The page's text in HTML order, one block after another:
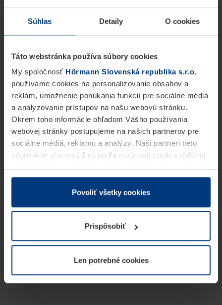
Súhlas Detaily O cookies
Táto webstránka používa súbory cookies
My spoločnosť Hörmann Slovenská republika s.r.o.
používame cookies na personalizovanie obsahov a
reklám, umožnenie ponúkania funkcií pre sociálne médiá
a analyzovanie prístupov na našu webovú stránku.
Okrem toho informácie ohľadom Vášho používania
webovej stránky postupujeme na našich partnerov pre
sociálne médiá, reklamu a analýzy. Naši partneri tieto
informácie zhromažďujú podľa možnosti spolu s ďalšími
v rámci Vášho využívania služieb.
Z právneho hľadiska môžeme cookies ukladať na Vašom
prevádzku tejto stránky. Pre všetky ostatné typy cookie
potrebujeme Vaše povolenie. Vaše povolenie môžete
kedykoľvek zmeniť alebo odvolať vo vysvetlení cookie
našej webovej stránky.
Povoliť všetky cookies
Prispôsobiť
Len potrebné cookies